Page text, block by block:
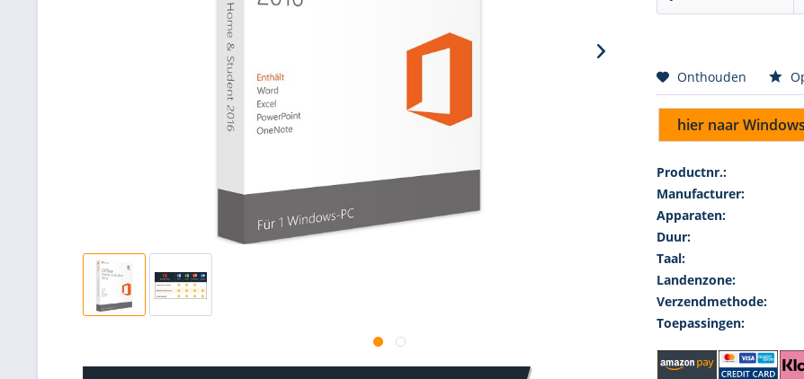
Onthouden
hier naar Windows
Productnr.:
Manufacturer:
Apparaten:
Duur:
Taal:
Landenzone:
Verzendmethode:
Toepassingen: